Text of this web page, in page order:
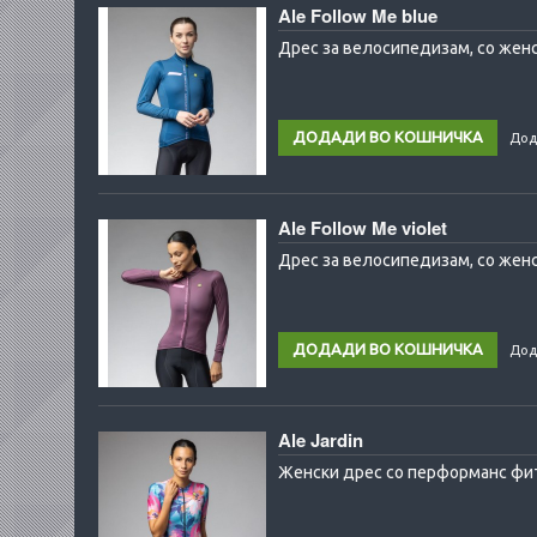
Ale Follow Me blue
Дрес за велосипедизам, со
Ale Follow Me violet
Дрес за велосипедизам, со
Ale Jardin
Женски дрес со перформанс